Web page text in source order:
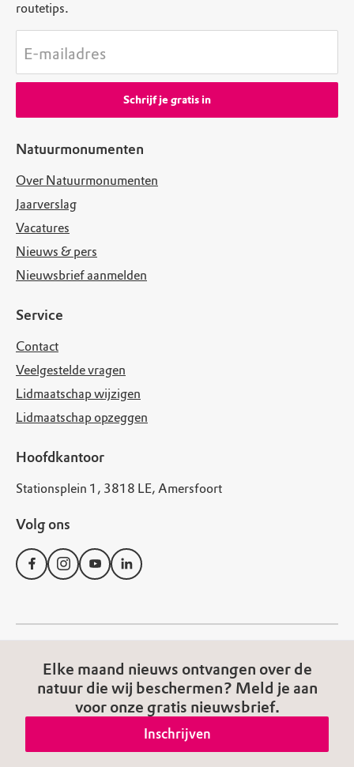
Elke maand nieuws ontvangen over de
natuur die wij beschermen? Meld je aan
voor onze gratis nieuwsbrief.
Inschrijven
Natuurmonumenten
Over Natuurmonumenten
Jaarverslag
Vacatures
Nieuws & pers
Nieuwsbrief aanmelden
Service
Contact
Veelgestelde vragen
Lidmaatschap wijzigen
Lidmaatschap opzeggen
Hoofdkantoor
Stationsplein 1, 3818 LE, Amersfoort
Volg ons
routetips.
E-mailadres
Schrijf je gratis in
© Natuurmonumenten
Disclaimer
Privacy Statement
Cookies
Algemene voorwaarden
Toegankelijkheid